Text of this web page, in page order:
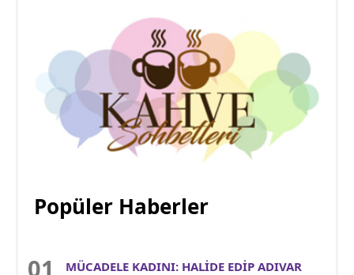
Popüler Haberler
MÜCADELE KADINI: HALİDE EDİP ADIVAR